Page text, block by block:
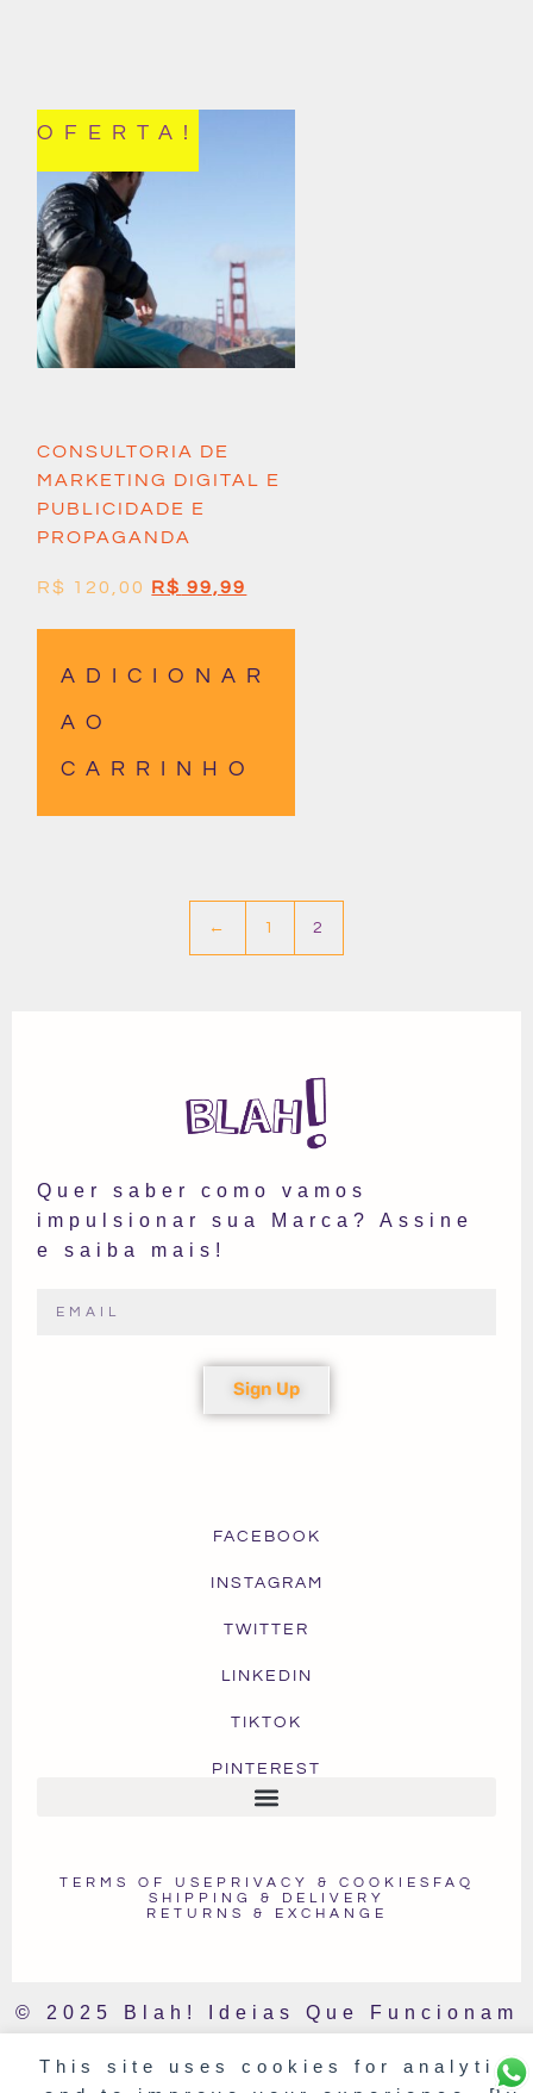
This site uses cookies for analytics
OFERTA!
CONSULTORIA DE
MARKETING DIGITAL E
PUBLICIDADE E
PROPAGANDA
R$ 120,00 R$ 99,99
ADICIONAR
AO
CARRINHO
← 1 2
Quer saber como vamos
impulsionar sua Marca? Assine
e saiba mais!
Sign Up
FACEBOOK
INSTAGRAM
TWITTER
LINKEDIN
TIKTOK
PINTEREST
TERMS OF USE PRIVACY & COOKIES FAQ
SHIPPING & DELIVERY
RETURNS & EXCHANGE
© 2025 Blah! Ideias Que Funcionam